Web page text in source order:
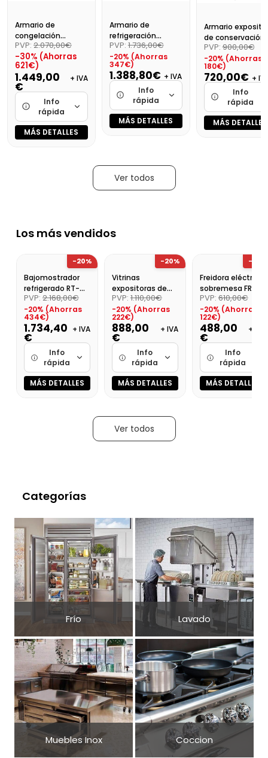
Armario de
congelación
vertical F600SS (sin
cestas)
PVP: 2.070,00€
-30% (Ahorras
621€)
1.449,00
€
+ IVA
Info
rápida
Marca
Precio final (+21%)
1753,29 €
MÁS DETALLES
Armario de
refrigeración
vertical R600SS
PVP: 1.736,00€
-20% (Ahorras
347€)
1.388,80€ + IVA
Info
rápida
Marca
Cargando…
MÁS DETALLES
Armario
de conservación
con puerta de
cristal CEV 425
BLACK
PVP:900,00€
-20% (Ahorras
180€)
720,00€ +
Info
rápida
Marca
MÁS DETALLES
Ver todos
Los más vendidos
-20%
Bajomostrador
refrigerado RT-
15V(600)
PVP: 2.168,00€
-20% (Ahorras
434€)
1.734,40
€
+ IVA
Info
rápida
Marca
2098,62 €
MÁS DETALLES
-20%
Vitrinas
expositoras de
refrigeración 2
puertas
abatibles BBC-2
PVP: 1.110,00€
-20% (Ahorras
222€)
888,00
€
+ IVA
Info
rápida
Marca
Medidas
Cargando…
MÁS DETALLES
-20%
Freidora eléctrica
sobremesa FREP
7+7 sin grifo
PVP: 610,00€
-20% (Ahorras
122€)
488,00
€
+ IVA
Info
rápida
Marca
MÁS DETALLES
Ver todos
Categorías
Frío Lavado
Muebles Inox Coccion